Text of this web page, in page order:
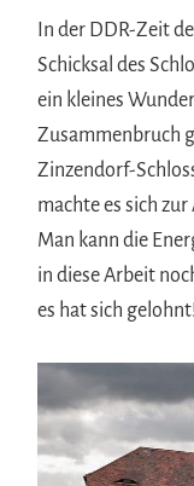
In der DDR-Zeit
Schicksal des
ein kleines
Zusammenbruch
Zinzendorf-
machte es sich
Man kann die
in diese Arbeit
es hat sich